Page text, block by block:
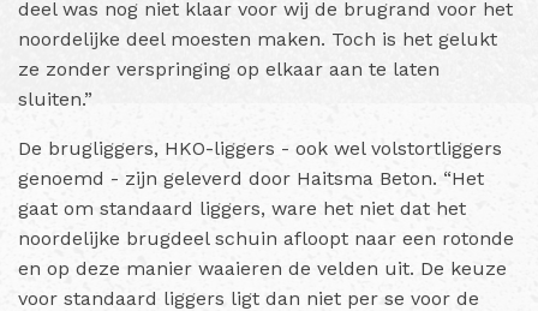
deel was nog niet klaar voor wij de brugrand voor het
noordelijke deel moesten maken. Toch is het gelukt
ze zonder verspringing op elkaar aan te laten
sluiten.”
De brugliggers, HKO-liggers - ook wel volstortliggers
genoemd - zijn geleverd door Haitsma Beton. “Het
gaat om standaard liggers, ware het niet dat het
noordelijke brugdeel schuin afloopt naar een rotonde
en op deze manier waaieren de velden uit. De keuze
voor standaard liggers ligt dan niet per se voor de